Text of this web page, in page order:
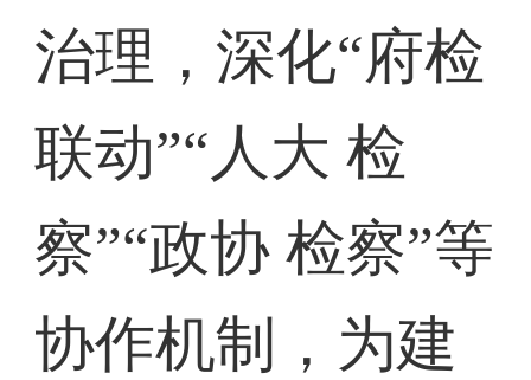
治理，深化“府检
联动”“人大 检
察”“政协 检察”等
协作机制，为建